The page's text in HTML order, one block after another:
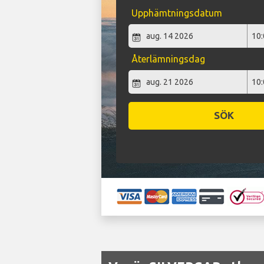
Upphämtningsdatum
Återlämningsdag
SÖK